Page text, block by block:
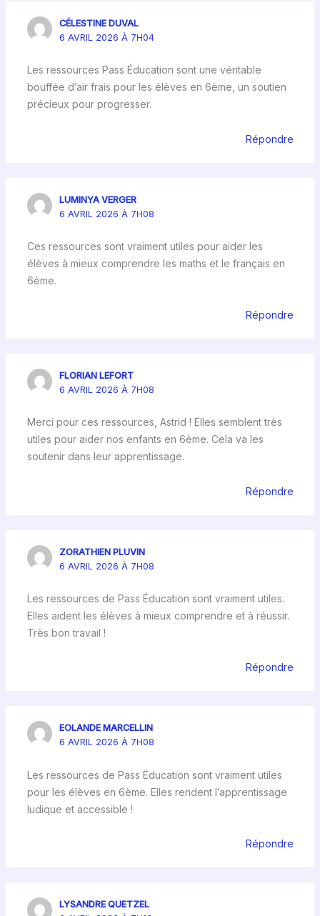
CÉLESTINE DUVAL
6 AVRIL 2026 À 7H04
Les ressources Pass Éducation sont une véritable
bouffée d’air frais pour les élèves en 6ème, un soutien
précieux pour progresser.
Répondre
LUMINYA VERGER
6 AVRIL 2026 À 7H08
Ces ressources sont vraiment utiles pour aider les
élèves à mieux comprendre les maths et le français en
6ème.
Répondre
FLORIAN LEFORT
6 AVRIL 2026 À 7H08
Merci pour ces ressources, Astrid ! Elles semblent très
utiles pour aider nos enfants en 6ème. Cela va les
soutenir dans leur apprentissage.
Répondre
ZORATHIEN PLUVIN
6 AVRIL 2026 À 7H08
Les ressources de Pass Éducation sont vraiment utiles.
Elles aident les élèves à mieux comprendre et à réussir.
Très bon travail !
Répondre
EOLANDE MARCELLIN
6 AVRIL 2026 À 7H08
Les ressources de Pass Éducation sont vraiment utiles
pour les élèves en 6ème. Elles rendent l’apprentissage
ludique et accessible !
Répondre
LYSANDRE QUETZEL